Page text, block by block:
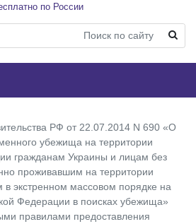
по России
РФ от 22.07.2014 N 690 «О
убежища на территории
гражданам Украины и лицам без
проживавшим на территории
экстренном массовом порядке на
Федерации в поисках убежища»
правилами предоставления